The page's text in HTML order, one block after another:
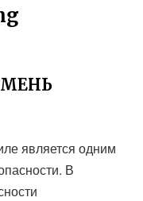
является одним
В